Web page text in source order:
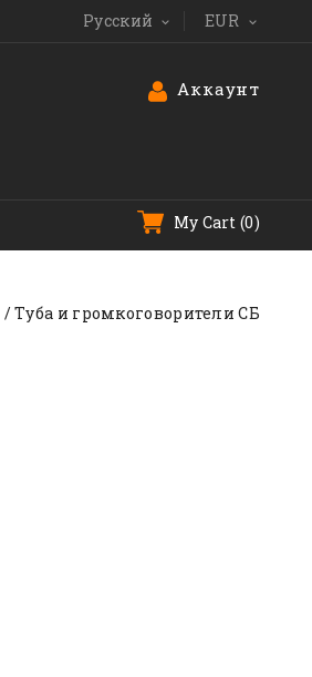
Русский  EUR 
Аккаунт
My Cart (0)
Tуба и громкоговорители СБ